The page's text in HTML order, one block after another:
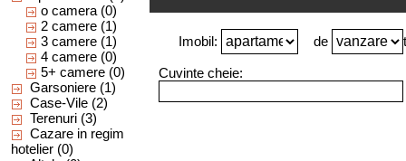
o camera (0)
2 camere (1)
3 camere (1)
4 camere (0)
5+ camere (0)
Garsoniere (1)
Case-Vile (2)
Terenuri (3)
Cazare in regim
hotelier (0)
Imobil: de
Cuvinte cheie: